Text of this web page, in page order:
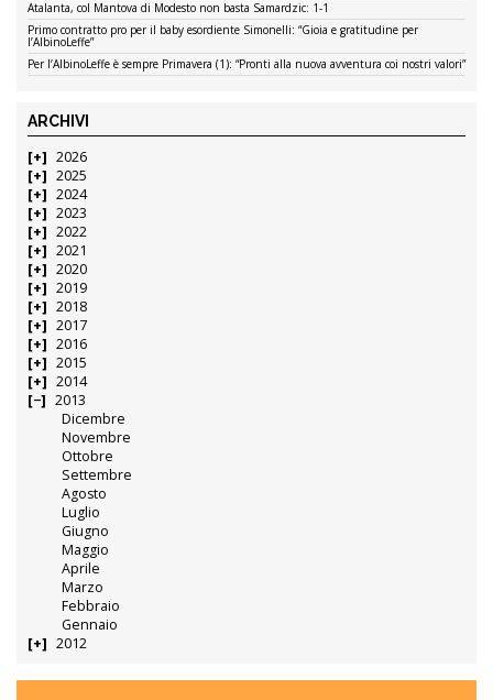
Atalanta, col Mantova di Modesto non basta Samardzic: 1-1
Primo contratto pro per il baby esordiente Simonelli: “Gioia e gratitudine per
l’AlbinoLeffe”
Per l’AlbinoLeffe è sempre Primavera (1): “Pronti alla nuova avventura coi nostri valori”
ARCHIVI
2026
2025
2024
2023
2022
2021
2020
2019
2018
2017
2016
2015
2014
2013
Dicembre
Novembre
Ottobre
Settembre
Agosto
Luglio
Giugno
Maggio
Aprile
Marzo
Febbraio
Gennaio
2012